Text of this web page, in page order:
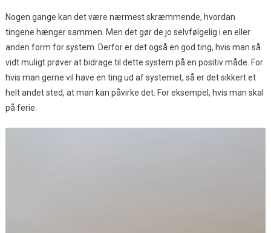
Nogen gange kan det være nærmest skræmmende, hvordan
tingene hænger sammen. Men det gør de jo selvfølgelig i en eller
anden form for system. Derfor er det også en god ting, hvis man så
vidt muligt prøver at bidrage til dette system på en positiv måde. For
hvis man gerne vil have en ting ud af systemet, så er det sikkert et
helt andet sted, at man kan påvirke det. For eksempel, hvis man skal
på ferie.